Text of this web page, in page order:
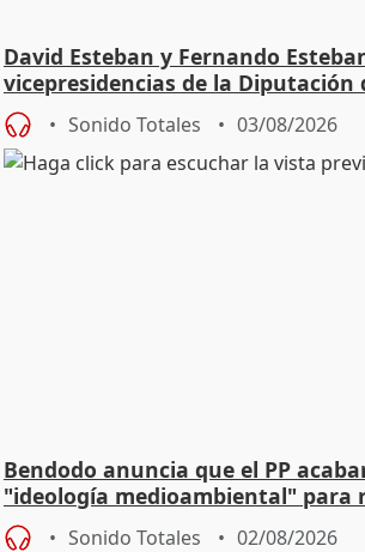
David Esteban y Fernando
vicepresidencias de la Diputación
Sonido Totales 03/08/2026
Bendodo anuncia que el PP
"ideología medioambiental" para
playas
Sonido Totales 02/08/2026